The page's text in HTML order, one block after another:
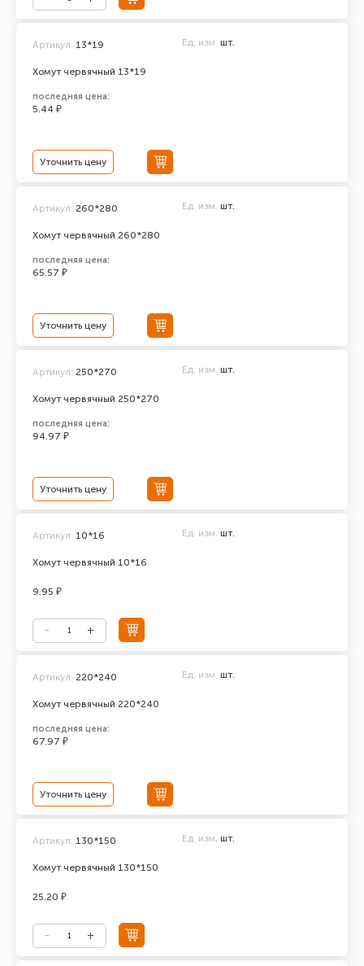
Хомут червячный 13*19
Артикул: 13*19 Ед. изм. шт.
последняя цена:
5.44 ₽
Уточнить цену
Хомут червячный 260*280
Артикул: 260*280 Ед. изм. шт.
последняя цена:
65.57 ₽
Уточнить цену
Хомут червячный 250*270
Артикул: 250*270 Ед. изм. шт.
последняя цена:
94.97 ₽
Уточнить цену
Хомут червячный 10*16
Артикул: 10*16 Ед. изм. шт.
9.95 ₽
Хомут червячный 220*240
Артикул: 220*240 Ед. изм. шт.
последняя цена:
67.97 ₽
Уточнить цену
Хомут червячный 130*150
Артикул: 130*150 Ед. изм. шт.
25.20 ₽